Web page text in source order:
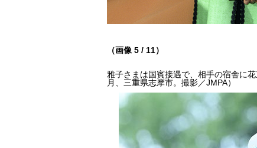
（画像 5 / 11）
雅子さまは国賓接遇で、相手の宿舎に
月、三重県志摩市。撮影／JMPA）